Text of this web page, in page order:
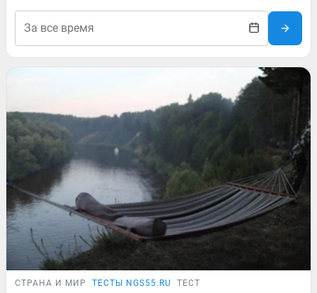
СТРАНА И МИР ТЕСТЫ NGS55.RU ТЕСТ